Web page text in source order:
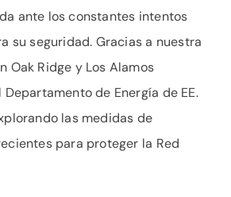
ante los constantes intentos
su seguridad. Gracias a nuestra
Oak Ridge y Los Alamos
de Energía de EE.
las medidas de
para proteger la Red